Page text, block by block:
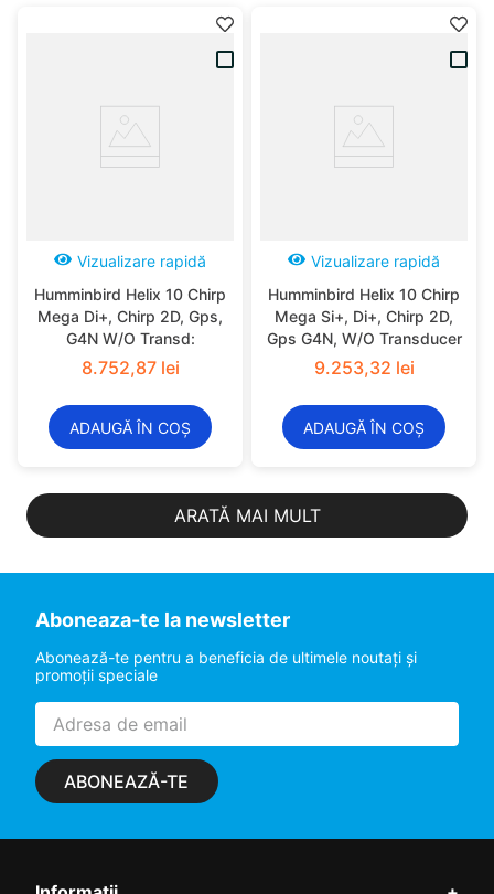
Vizualizare rapidă
Humminbird Helix 10 Chirp
Mega Di+, Chirp 2D, Gps,
G4N W/O Transd:
8.752,87 lei
ADAUGĂ ÎN COȘ
Vizualizare rapidă
Humminbird Helix 10 Chirp
Mega Si+, Di+, Chirp 2D,
Gps G4N, W/O Transducer
9.253,32 lei
ADAUGĂ ÎN COȘ
ARATĂ MAI MULT
Aboneaza-te la newsletter
Abonează-te pentru a beneficia de ultimele noutaţi şi
promoţii speciale
ABONEAZĂ-TE